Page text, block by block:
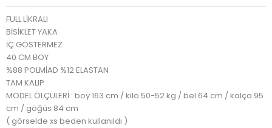
FULL LİKRALI
BİSİKLET YAKA
İÇ GÖSTERMEZ
40 CM BOY
%88 POLMİAD %12 ELASTAN
TAM KALIP
MODEL ÖLÇÜLERİ : boy 163 cm / kilo 50-52 kg / bel 64 cm / kalça 95
cm / göğüs 84 cm
( görselde xs beden kullanıldı )